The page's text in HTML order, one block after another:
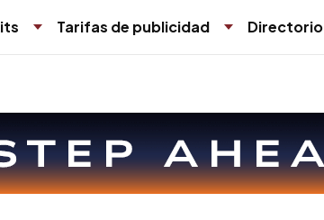
Tarifas de publicidad Directorio